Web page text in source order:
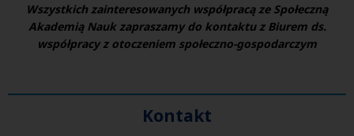
Wszystkich zainteresowanych współpracą ze Społeczną
Akademią Nauk zapraszamy do kontaktu z Biurem ds.
współpracy z otoczeniem społeczno-gospodarczym
Kontakt